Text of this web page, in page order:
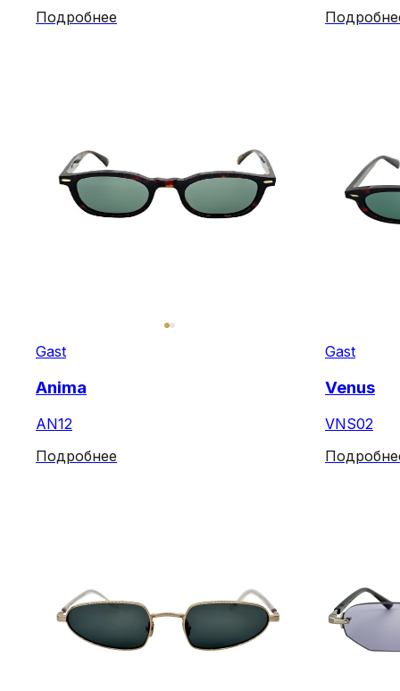
Подробнее
Gast
Anima
AN12
Подробнее
Gast
Venus
VNS02